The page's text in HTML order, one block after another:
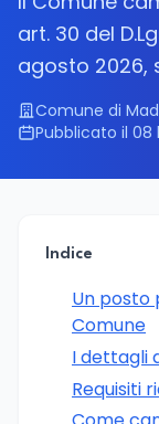
art. 30 del
agosto 2026,
Comune di
Pubblicato il 08
Indice
Un posto
Comune
I dettagli
Requisiti